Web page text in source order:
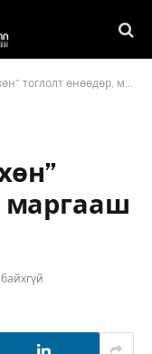
өнөөдөр, маргааш тоглогдоно
маргааш